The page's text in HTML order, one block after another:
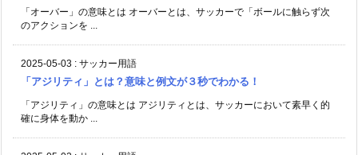
「オーバー」の意味とは オーバーとは、サッカーで「ボールに触らず次
のアクションを ...
2025-05-03 : サッカー用語
「アジリティ」とは？意味と例文が３秒でわかる！
「アジリティ」の意味とは アジリティとは、サッカーにおいて素早く的
確に身体を動か ...